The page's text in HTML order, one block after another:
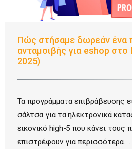
Πώς στήσαμε δωρεάν ένα
ανταμοιβής για eshop στο
2025)
Τα προγράμματα επιβράβευσης
σάλτσα για τα ηλεκτρονικά
εικονικό high-5 που κάνει τους
επιστρέφουν για περισσότερα. ...